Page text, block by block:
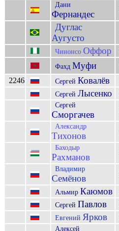
Дани
Фернандес
Дуглас
Аугусто
Чинонсо Оффор
Фахд Муфи
2246
Сергей Ковалёв
Сергей Лысенко
Сергей
Сморгачев
Александр
Тихонов
Баходыр
Рахманов
Владимир
Семёнов
Альмир Каюмов
Сергей Павлов
Евгений Ярков
Алексей